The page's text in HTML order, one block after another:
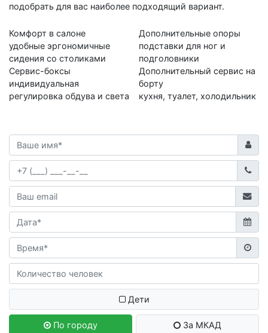
подобрать для вас наиболее подходящий вариант.
Комфорт в салоне
удобные эргономичные
сидения со столиками
Дополнительные опоры
подставки для ног и
подголовники
Сервис-боксы
индивидуальная
регулировка обдува и света
Дополнительный сервис на
борту
кухня, туалет, холодильник
Дети
По городу За МКАД